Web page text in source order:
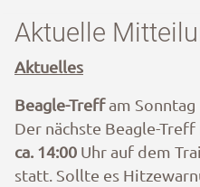
Aktuelle
Aktuelles
Beagle-Treffam Sonntag
Der nächste Beagle-
ca. 14:00 Uhr auf dem
statt. Sollte es